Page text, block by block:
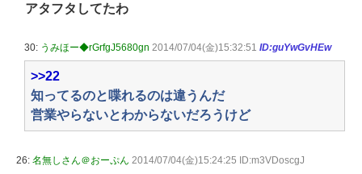
アタフタしてたわ
30: うみほー◆rGrfgJ5680gn 2014/07/04(金)15:32:51 ID:guYwGvHEw
>>22
知ってるのと喋れるのは違うんだ
営業やらないとわからないだろうけど
26: 名無しさん＠おーぷん 2014/07/04(金)15:24:25 ID:m3VDoscgJ